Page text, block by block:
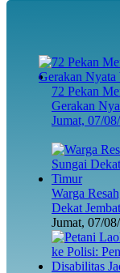
72 Pekan
Gerakan
Jumat, 07/
Warga
Dekat
Jumat, 07/